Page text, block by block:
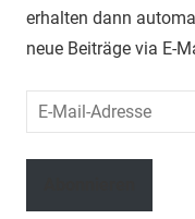
erhalten dann
neue Beiträge via E-
Mail-
Adresse